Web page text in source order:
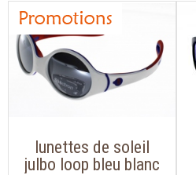
lunettes de soleil
julbo loop bleu blanc